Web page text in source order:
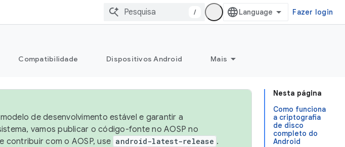
/ Fazer login
Compatibilidade Dispositivos Android Mais
Nesta página
Como funciona
a criptografia
de disco
completo do
Android
de desenvolvimento estável e garantir a
vamos publicar o código-fonte no AOSP no
contribuir com o AOSP, use android-latest-release .